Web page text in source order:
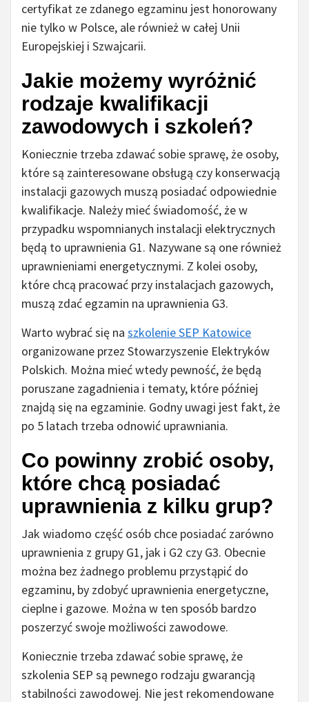
certyfikat ze zdanego egzaminu jest honorowany
nie tylko w Polsce, ale również w całej Unii
Europejskiej i Szwajcarii.
Jakie możemy wyróżnić
rodzaje kwalifikacji
zawodowych i szkoleń?
Koniecznie trzeba zdawać sobie sprawę, że osoby,
które są zainteresowane obsługą czy konserwacją
instalacji gazowych muszą posiadać odpowiednie
kwalifikacje. Należy mieć świadomość, że w
przypadku wspomnianych instalacji elektrycznych
będą to uprawnienia G1. Nazywane są one również
uprawnieniami energetycznymi. Z kolei osoby,
które chcą pracować przy instalacjach gazowych,
muszą zdać egzamin na uprawnienia G3.
Warto wybrać się na szkolenie SEP Katowice
organizowane przez Stowarzyszenie Elektryków
Polskich. Można mieć wtedy pewność, że będą
poruszane zagadnienia i tematy, które później
znajdą się na egzaminie. Godny uwagi jest fakt, że
po 5 latach trzeba odnowić uprawniania.
Co powinny zrobić osoby,
które chcą posiadać
uprawnienia z kilku grup?
Jak wiadomo część osób chce posiadać zarówno
uprawnienia z grupy G1, jak i G2 czy G3. Obecnie
można bez żadnego problemu przystąpić do
egzaminu, by zdobyć uprawnienia energetyczne,
cieplne i gazowe. Można w ten sposób bardzo
poszerzyć swoje możliwości zawodowe.
Koniecznie trzeba zdawać sobie sprawę, że
szkolenia SEP są pewnego rodzaju gwarancją
stabilności zawodowej. Nie jest rekomendowane